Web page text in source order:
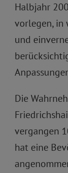
Halbjahr
vorlegen, in
und
Die
vergangen
hat eine